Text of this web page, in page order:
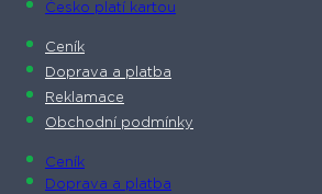
Česko platí kartou
Ceník
Doprava a platba
Reklamace
Obchodní podmínky
Ceník
Doprava a platba